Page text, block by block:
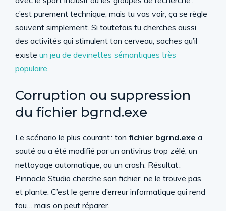
c’est purement technique, mais tu vas voir, ça se règle
souvent simplement. Si toutefois tu cherches aussi
des activités qui stimulent ton cerveau, saches qu’il
existe un jeu de devinettes sémantiques très
populaire.
Corruption ou suppression
du fichier bgrnd.exe
Le scénario le plus courant : ton fichier bgrnd.exe a
sauté ou a été modifié par un antivirus trop zélé, un
nettoyage automatique, ou un crash. Résultat :
Pinnacle Studio cherche son fichier, ne le trouve pas,
et plante. C’est le genre d’erreur informatique qui rend
fou… mais on peut réparer.